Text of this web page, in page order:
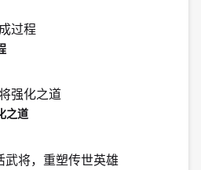
之道